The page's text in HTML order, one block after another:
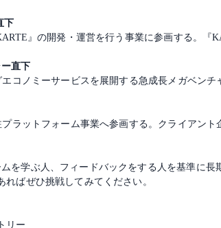
下
』の開発・運営を行う事業に参画する。『
直下
コノミーサービスを展開する急成長メガベン
プラットフォーム事業へ参画する。クライアン
を学ぶ人、フィードバックをする人を基準に長
ればぜひ挑戦してみてください。
リー